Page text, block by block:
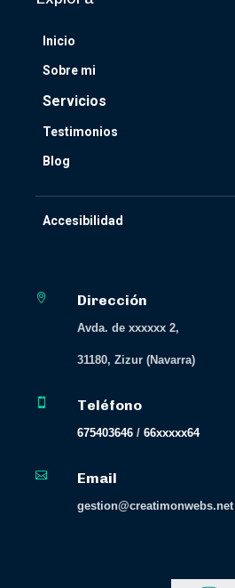
Inicio
Sobre mi
Servicios
Testimonios
Blog
Accesibilidad
 Dirección
Avda. de xxxxxx 2,
31180, Zizur (Navarra)
Teléfono
675403646 /66xxxxx64
 Email
gestion@creatimonwebs.net